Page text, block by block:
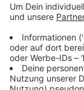
Markt.
Die meisten
haben kein
Ruf. Nur weiß
Alle zwei
darüber, wie